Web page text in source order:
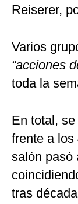
Reiserer,
Varios
“acciones
toda la
En total,
frente a los
salón pasó
tras